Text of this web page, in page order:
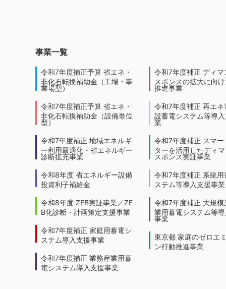
事業一覧
令和7年度補正予算 省エネ・
非化石転換補助金（工場・事
業場型）
令和7年度補正予算 省エネ・
非化石転換補助金（設備単位
型）
令和7年度補正 地域エネルギ
ー利用最適化・省エネルギー
診断拡充事業
令和8年度 省エネルギー設備
投資利子補給金
令和8年度 ZEB実証事業／ZE
B化診断・計画策定支援事業
令和7年度補正 家庭用蓄電シ
ステム導入支援事業
令和7年度補正 業務産業用蓄
電システム導入支援事業
令和7年度補正 ディマ
スポンスの拡大に向
推進事業
令和7年度補正 再エネ
設蓄電システム等導
業
令和7年度補正 スマー
ターを活用したディ
スポンス実証事業
令和7年度補正 系統用
ステム等導入支援事業
令和7年度補正 大規模
業用蓄電システム等
事業
東京都 家庭のゼロエ
ン行動推進事業